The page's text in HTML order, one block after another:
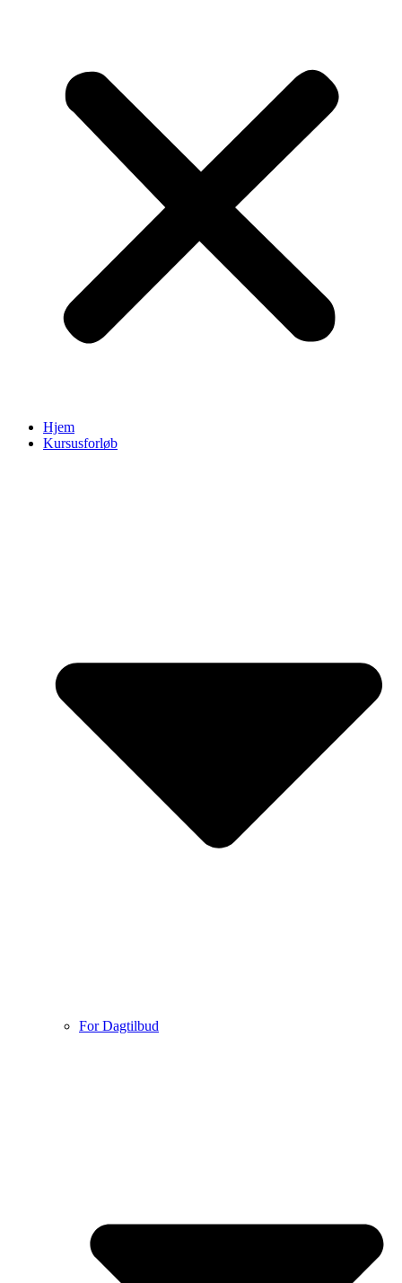
Hjem
Kursusforløb
For Dagtilbud